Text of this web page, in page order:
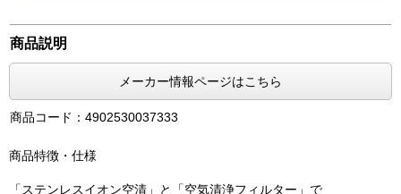
商品説明
メーカー情報ページはこちら
商品コード：4902530037333
商品特徴・仕様
「ステンレスイオン空清」と「空気清浄フィルター」で